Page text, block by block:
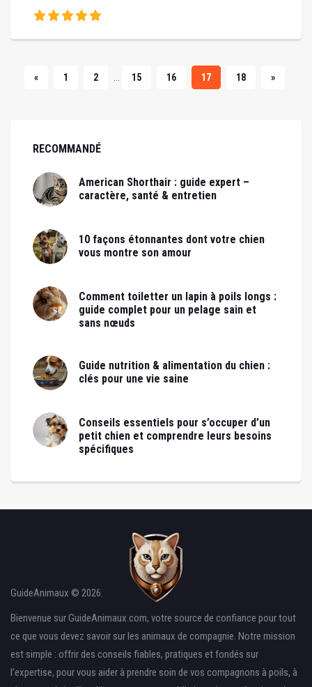
« 1 2 ... 15 16 17 18 »
RECOMMANDÉ
American Shorthair : guide expert –
caractère, santé & entretien
10 façons étonnantes dont votre chien
vous montre son amour
Comment toiletter un lapin à poils longs :
guide complet pour un pelage sain et
sans nœuds
Guide nutrition & alimentation du chien :
clés pour une vie saine
Conseils essentiels pour s’occuper d’un
petit chien et comprendre leurs besoins
spécifiques
GuideAnimaux © 2026.
Bienvenue sur GuideAnimaux.com, votre source de confiance pour tout
ce que vous devez savoir sur les animaux de compagnie. Notre mission
est simple : offrir des conseils fiables, pratiques et fondés sur
l’expertise, pour vous aider à prendre soin de vos compagnons à poils, à